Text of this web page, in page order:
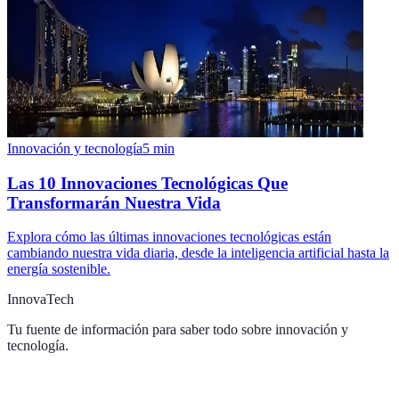
Innovación y tecnología5 min
Las 10 Innovaciones Tecnológicas Que
Transformarán Nuestra Vida
Explora cómo las últimas innovaciones tecnológicas están
cambiando nuestra vida diaria, desde la inteligencia artificial hasta la
energía sostenible.
InnovaTech
Tu fuente de información para saber todo sobre innovación y
tecnología.